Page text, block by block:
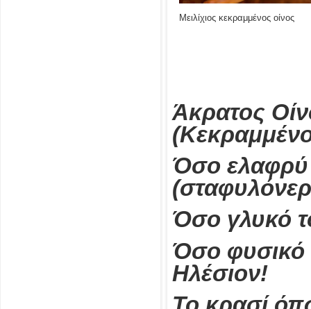
Μειλίχιος κεκραμμένος οίνος
Άκρατος
Όσο ελαφρύ
Όσο γλυκό
Όσο φυσικό
Ηλέσιον!